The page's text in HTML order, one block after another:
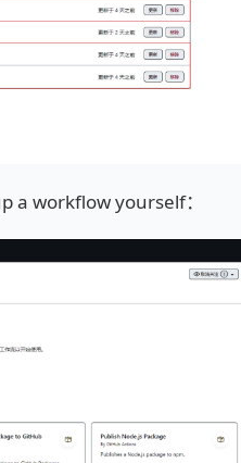
a workflow yourself：